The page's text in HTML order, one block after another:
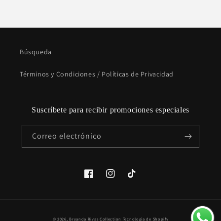
Búsqueda
Términos y Condiciones / Políticas de Privacidad
Suscríbete para recibir promociones especiales
Correo electrónico
FacebookInstagramTikTok
© 2026,Bryanda Rivas Collection Tecnología de Shopify